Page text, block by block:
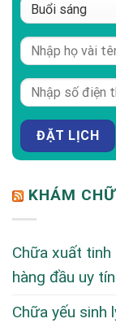
KHÁM
Chữa xuất
hàng đầu uy
Chữa yếu sinh